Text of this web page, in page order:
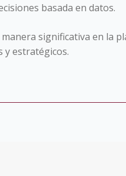
basada en datos.
significativa en la
y estratégicos.